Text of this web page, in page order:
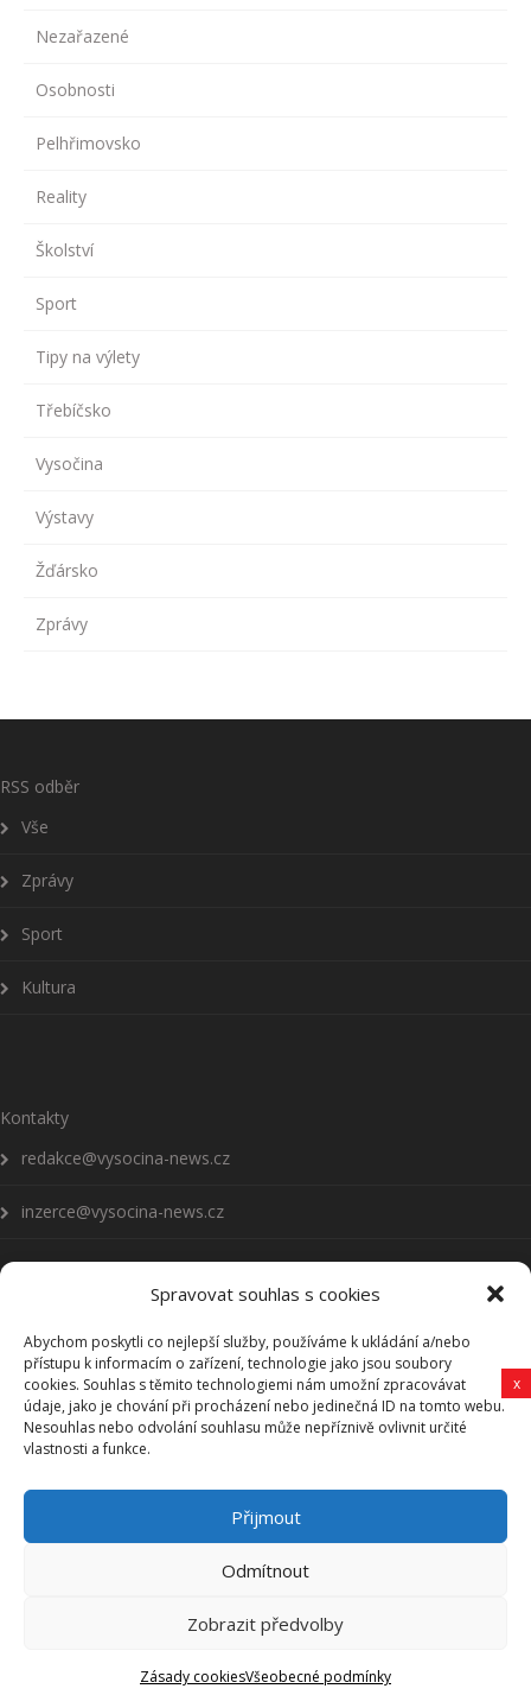
Spravovat souhlas s cookies
Abychom poskytli co nejlepší služby, používáme k ukládání a/nebo
přístupu k informacím o zařízení, technologie jako jsou soubory
cookies. Souhlas s těmito technologiemi nám umožní zpracovávat
údaje, jako je chování při procházení nebo jedinečná ID na tomto webu.
Nesouhlas nebo odvolání souhlasu může nepříznivě ovlivnit určité
vlastnosti a funkce.
Přijmout
Odmítnout
Zobrazit předvolby
Zásady cookiesVšeobecné podmínky
Nezařazené
Osobnosti
Pelhřimovsko
Reality
Školství
Sport
Tipy na výlety
Třebíčsko
Vysočina
Výstavy
Žďársko
Zprávy
RSS odběr
Vše
Zprávy
Sport
Kultura
Kontakty
redakce@vysocina-news.cz
inzerce@vysocina-news.cz
Přihlásit se k odběru novinek
Všeobecné podmínky
Vysočina-news.cz
Zpravodajství z Vysočiny
x